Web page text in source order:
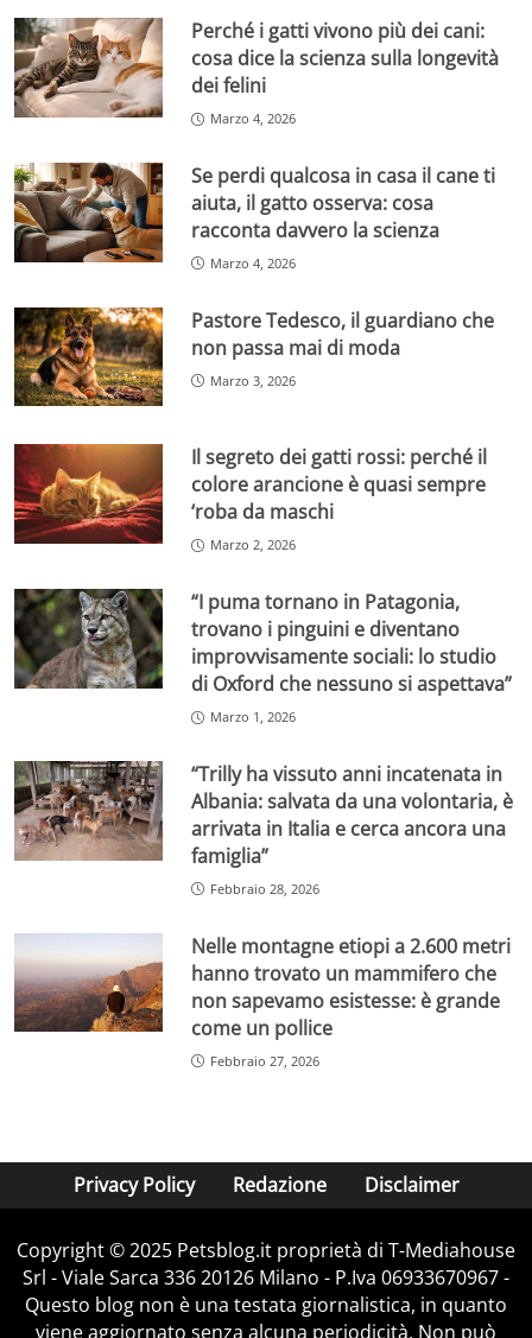
Perché i gatti vivono più dei cani:
cosa dice la scienza sulla longevità
dei felini
Marzo 4, 2026
Se perdi qualcosa in casa il cane ti
aiuta, il gatto osserva: cosa
racconta davvero la scienza
Marzo 4, 2026
Pastore Tedesco, il guardiano che
non passa mai di moda
Marzo 3, 2026
Il segreto dei gatti rossi: perché il
colore arancione è quasi sempre
‘roba da maschi
Marzo 2, 2026
“I puma tornano in Patagonia,
trovano i pinguini e diventano
improvvisamente sociali: lo studio
di Oxford che nessuno si aspettava”
Marzo 1, 2026
“Trilly ha vissuto anni incatenata in
Albania: salvata da una volontaria, è
arrivata in Italia e cerca ancora una
famiglia”
Febbraio 28, 2026
Nelle montagne etiopi a 2.600 metri
hanno trovato un mammifero che
non sapevamo esistesse: è grande
come un pollice
Febbraio 27, 2026
Privacy Policy Redazione Disclaimer
Copyright © 2025 Petsblog.it proprietà di T-Mediahouse
Srl - Viale Sarca 336 20126 Milano - P.Iva 06933670967 -
Questo blog non è una testata giornalistica, in quanto
viene aggiornato senza alcuna periodicità. Non può